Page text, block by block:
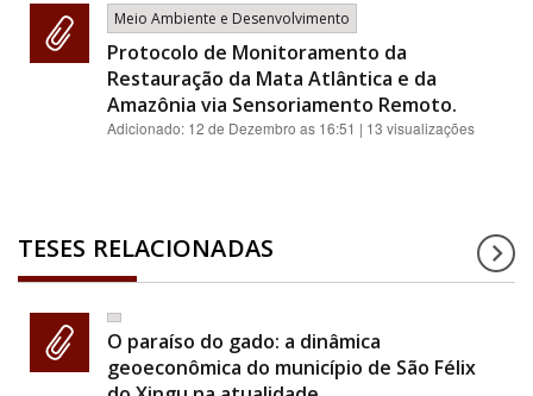
Meio Ambiente e Desenvolvimento
Protocolo de Monitoramento da
Restauração da Mata Atlântica e da
Amazônia via Sensoriamento Remoto.
Adicionado: 12 de Dezembro as 16:51 | 13 visualizações
TESES RELACIONADAS
O paraíso do gado: a dinâmica
geoeconômica do município de São Félix